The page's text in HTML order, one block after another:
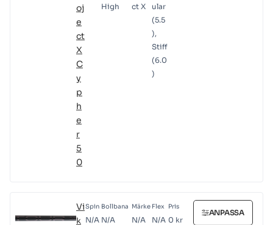
oj
e
ct
X
C
y
p
h
e
r
5
0
High
ct X
ular
(5.5
),
Stiff
(6.0
)
Vi
k
Spin
N/A
Bollbana
N/A
Märke
N/A
Flex
N/A
Pris
0 kr
ANPASSA